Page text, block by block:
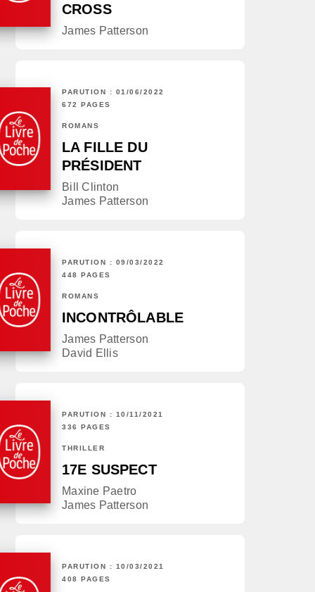
CROSS
James Patterson
PARUTION : 01/06/2022
672 PAGES
ROMANS
LA FILLE DU
PRÉSIDENT
Bill Clinton
James Patterson
PARUTION : 09/03/2022
448 PAGES
ROMANS
INCONTRÔLABLE
James Patterson
David Ellis
PARUTION : 10/11/2021
336 PAGES
THRILLER
17E SUSPECT
Maxine Paetro
James Patterson
PARUTION : 10/03/2021
408 PAGES